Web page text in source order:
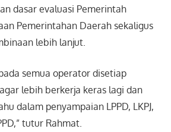
dasar evaluasi Pemerintah
Pemerintahan Daerah sekaligus
lebih lanjut.
semua operator disetiap
lebih berkerja keras lagi dan
dalam penyampaian LPPD, LKPJ,
tutur Rahmat.